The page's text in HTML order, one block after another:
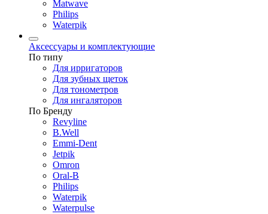
Matwave
Philips
Waterpik
Аксессуары и комплектующие
По типу
Для ирригаторов
Для зубных щеток
Для тонометров
Для ингаляторов
По Бренду
Revyline
B.Well
Emmi-Dent
Jetpik
Omron
Oral-B
Philips
Waterpik
Waterpulse